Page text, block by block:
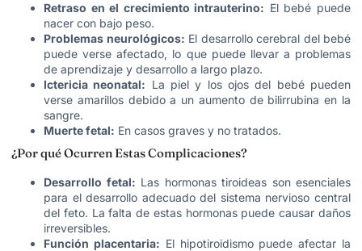
Retraso en el crecimiento intrauterino: El bebé puede
nacer con bajo peso.
Problemas neurológicos: El desarrollo cerebral del bebé
puede verse afectado, lo que puede llevar a problemas
de aprendizaje y desarrollo a largo plazo.
Ictericia neonatal: La piel y los ojos del bebé pueden
verse amarillos debido a un aumento de bilirrubina en la
sangre.
Muerte fetal: En casos graves y no tratados.
¿Por qué Ocurren Estas Complicaciones?
Desarrollo fetal: Las hormonas tiroideas son esenciales
para el desarrollo adecuado del sistema nervioso central
del feto. La falta de estas hormonas puede causar daños
irreversibles.
Función placentaria: El hipotiroidismo puede afectar la